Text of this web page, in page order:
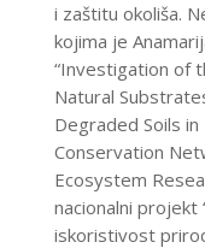
i zaštitu okoliša.
kojima je
“Investigation of
Natural
Degraded Soils
Conservation
Ecosystem
nacionalni projekt
iskoristivost